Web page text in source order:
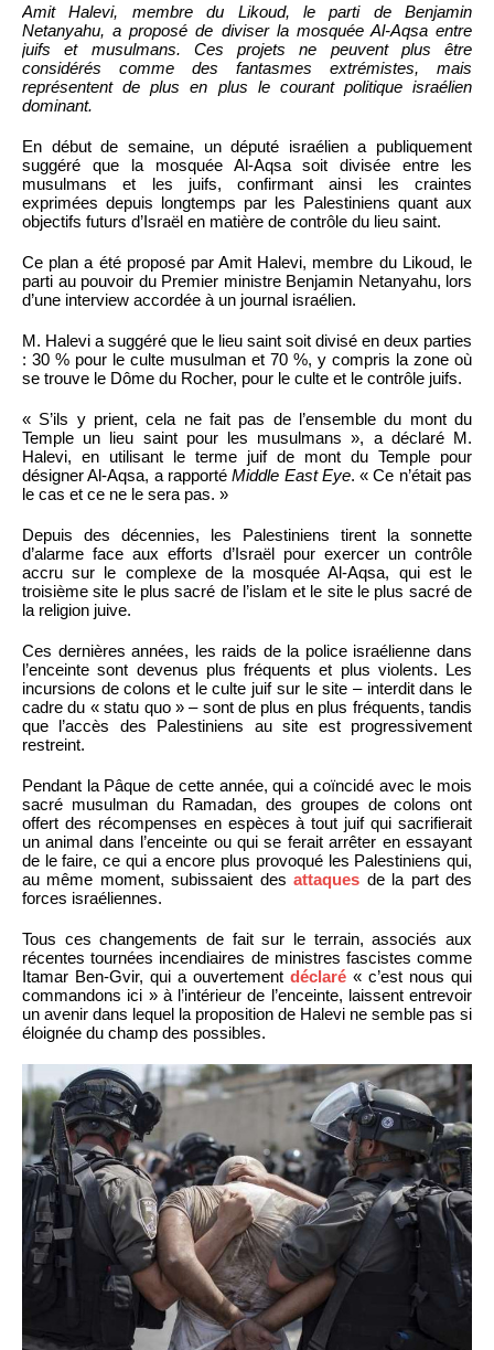
Amit Halevi, membre du Likoud, le parti de Benjamin
Netanyahu, a proposé de diviser la mosquée Al-Aqsa entre
juifs et musulmans. Ces projets ne peuvent plus être
considérés comme des fantasmes extrémistes, mais
représentent de plus en plus le courant politique israélien
dominant.
En début de semaine, un député israélien a publiquement
suggéré que la mosquée Al-Aqsa soit divisée entre les
musulmans et les juifs, confirmant ainsi les craintes
exprimées depuis longtemps par les Palestiniens quant aux
objectifs futurs d’Israël en matière de contrôle du lieu saint.
Ce plan a été proposé par Amit Halevi, membre du Likoud, le
parti au pouvoir du Premier ministre Benjamin Netanyahu, lors
d’une interview accordée à un journal israélien.
M. Halevi a suggéré que le lieu saint soit divisé en deux parties
: 30 % pour le culte musulman et 70 %, y compris la zone où
se trouve le Dôme du Rocher, pour le culte et le contrôle juifs.
« S’ils y prient, cela ne fait pas de l’ensemble du mont du
Temple un lieu saint pour les musulmans », a déclaré M.
Halevi, en utilisant le terme juif de mont du Temple pour
désigner Al-Aqsa, a rapportéMiddle East Eye. « Ce n’était pas
le cas et ce ne le sera pas. »
Depuis des décennies, les Palestiniens tirent la sonnette
d’alarme face aux efforts d’Israël pour exercer un contrôle
accru sur le complexe de la mosquée Al-Aqsa, qui est le
troisième site le plus sacré de l’islam et le site le plus sacré de
la religion juive.
Ces dernières années, les raids de la police israélienne dans
l’enceinte sont devenus plus fréquents et plus violents. Les
incursions de colons et le culte juif sur le site – interdit dans le
cadre du « statu quo » – sont de plus en plus fréquents, tandis
que l’accès des Palestiniens au site est progressivement
restreint.
Pendant la Pâque de cette année, qui a coïncidé avec le mois
sacré musulman du Ramadan, des groupes de colons ont
offert des récompenses en espèces à tout juif qui sacrifierait
un animal dans l’enceinte ou qui se ferait arrêter en essayant
de le faire, ce qui a encore plus provoqué les Palestiniens qui,
au même moment, subissaient desattaques de la part des
forces israéliennes.
Tous ces changements de fait sur le terrain, associés aux
récentes tournées incendiaires de ministres fascistes comme
Itamar Ben-Gvir, qui a ouvertement déclaré « c’est nous qui
commandons ici » à l’intérieur de l’enceinte, laissent entrevoir
un avenir dans lequel la proposition de Halevi ne semble pas si
éloignée du champ des possibles.